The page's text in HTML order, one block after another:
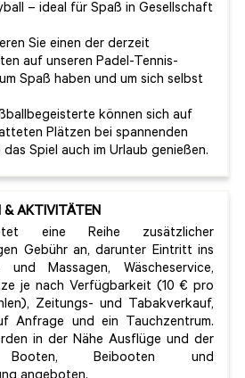
– ideal für Spaß in Gesellschaft
Sie einen der derzeit
auf unseren Padel-Tennis-
Spaß haben und um sich selbst
können sich auf
Plätzen bei spannenden
Spiel auch im Urlaub genießen.
& AKTIVITÄTEN
eine Reihe zusätzlicher
Gebühr an, darunter Eintritt ins
und Massagen, Wäscheservice,
je nach Verfügbarkeit (10 € pro
Zeitungs- und Tabakverkauf,
Anfrage und ein Tauchzentrum.
in der Nähe Ausflüge und der
Beibooten und